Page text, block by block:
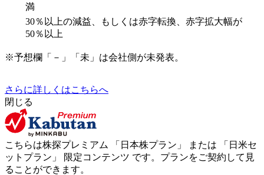
満
30％以上の減益、もしくは赤字転換、赤字拡大幅が
50％以上
※予想欄「－」「未」は会社側が未発表。
さらに詳しくはこちらへ
閉じる
こちらは株探プレミアム 「 日本株プラン 」 または 「 日米セ
ットプラン 」 限定コンテンツ です。プランをご契約して見
ることができます。